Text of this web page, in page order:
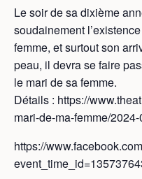
Le soir de sa dixième
soudainement
femme, et surtout son
peau, il devra se faire
le mari de sa femme.
Détails : https://
mari-de-ma-femme/
https://